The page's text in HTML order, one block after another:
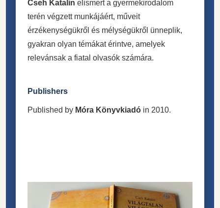
Cseh Katalin elismert a gyermekirodalom
terén végzett munkájáért, műveit
érzékenységükről és mélységükről ünneplik,
gyakran olyan témákat érintve, amelyek
relevánsak a fiatal olvasók számára.
Publishers
Published by Móra Könyvkiadó in 2010.